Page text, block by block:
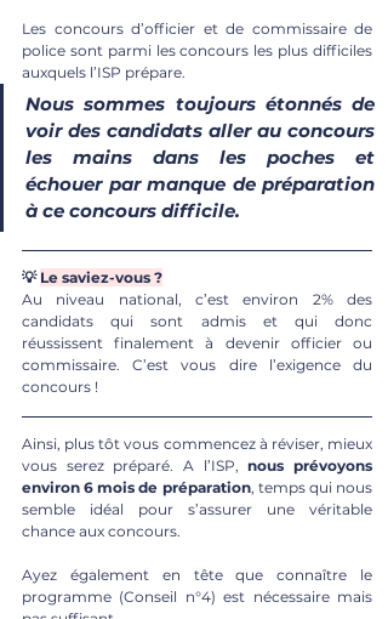
Les concours d’officier et de commissaire de
police sont parmi les concours les plus difficiles
auxquels l’ISP prépare.
Nous sommes toujours étonnés de
voir des candidats aller au concours
les mains dans les poches et
échouer par manque de préparation
à ce concours difficile.
💡 Le saviez-vous ?
Au niveau national, c’est environ 2% des
candidats qui sont admis et qui donc
réussissent finalement à devenir officier ou
commissaire. C’est vous dire l’exigence du
concours !
Ainsi, plus tôt vous commencez à réviser, mieux
vous serez préparé. A l’ISP, nous prévoyons
environ 6 mois de préparation, temps qui nous
semble idéal pour s’assurer une véritable
chance aux concours.
Ayez également en tête que connaître le
programme (Conseil n°4) est nécessaire mais